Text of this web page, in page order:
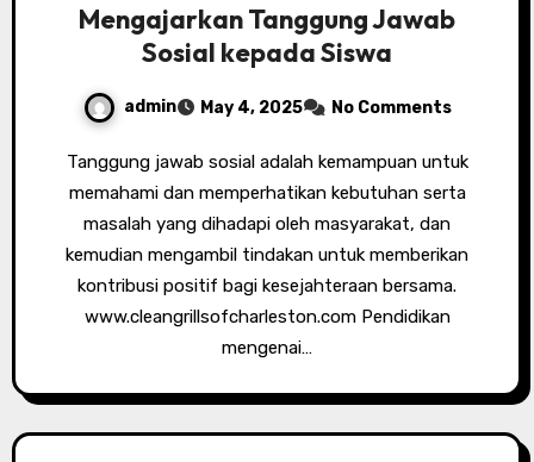
Mengajarkan Tanggung Jawab
Sosial kepada Siswa
admin May 4, 2025 No Comments
Tanggung jawab sosial adalah kemampuan untuk
memahami dan memperhatikan kebutuhan serta
masalah yang dihadapi oleh masyarakat, dan
kemudian mengambil tindakan untuk memberikan
kontribusi positif bagi kesejahteraan bersama.
www.cleangrillsofcharleston.com Pendidikan
mengenai…